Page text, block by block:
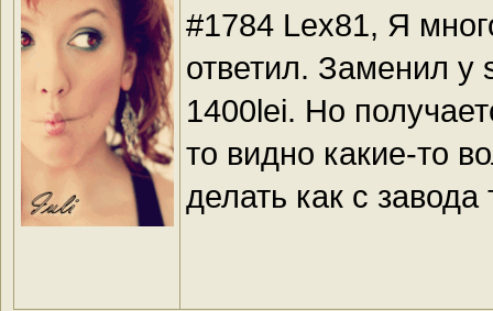
#1784 Lex81, Я
ответил. Заменил у
1400lei. Но
то видно какие-то
делать как с завода